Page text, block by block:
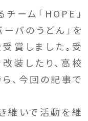
ーム「HOPE」
バのうどん」を
賞しました。受
装したり、高校
、今回の記事で
継いで活動を継